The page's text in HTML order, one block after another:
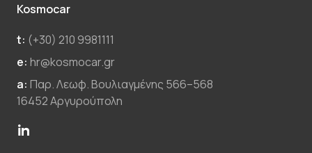
Kosmocar
t: (+30) 210 9981111
e: hr@kosmocar.gr
a: Παρ. Λεωφ. Βουλιαγμένης 566–568
16452 Αργυρούπολη